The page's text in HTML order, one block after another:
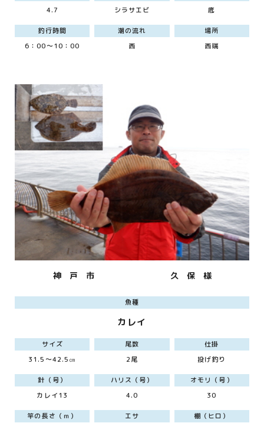
4.7
シラサエビ
底
釣行時間
6：00～10：00
潮の流れ
西
場所
西端
神 戸 市 久 保 様
魚種
カレイ
サイズ
31.5～42.5㎝
尾数
2尾
仕掛
投げ釣り
針（号）
カレイ13
ハリス（号）
4.0
オモリ（号）
30
竿の長さ（ｍ）
エサ
棚（ヒロ）